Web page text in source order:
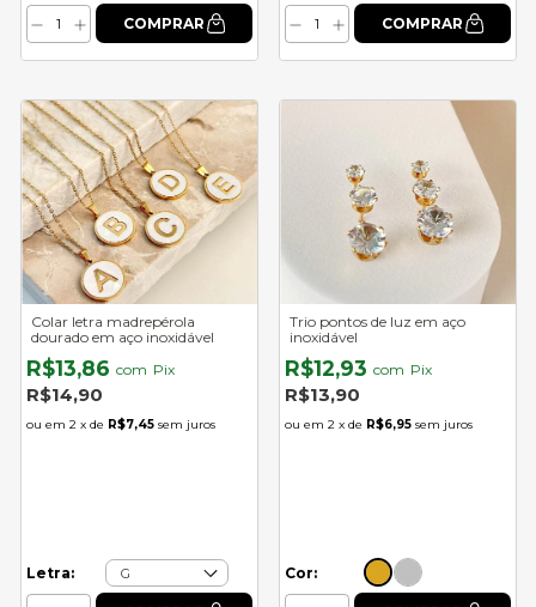
Colar letra madrepérola
dourado em aço inoxidável
R$13,86 com Pix
R$14,90
2 x de R$7,45 sem juros
Letra:
Trio pontos de luz em aço
inoxidável
R$12,93 com Pix
R$13,90
2 x de R$6,95 sem juros
Cor: